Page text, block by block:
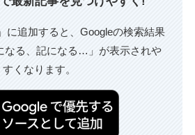
に追加すると、Googleの検索結果
なる、記になる…」が表示されや
すくなります。